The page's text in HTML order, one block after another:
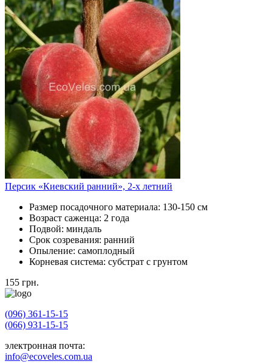
Персик «Киевский ранний», 2-х летний
Размер посадочного материала: 130-150 см
Возраст саженца: 2 года
Подвой: миндаль
Срок созревания: ранний
Опыление: самоплодный
Корневая система: субстрат с грунтом
155 грн.
(096) 361-15-15
(066) 931-15-15
электронная почта:
info@ecoveles.com.ua